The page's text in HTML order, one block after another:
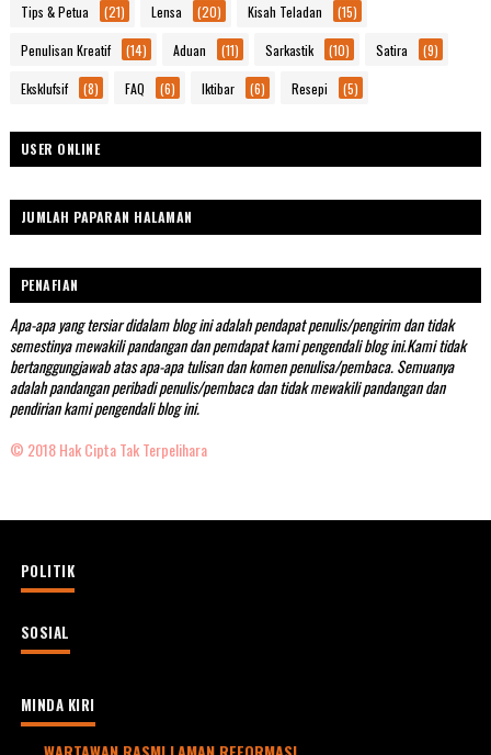
Tips & Petua (21) Lensa (20) Kisah Teladan (15)
Penulisan Kreatif (14) Aduan (11) Sarkastik (10) Satira (9)
Eksklufsif (8) FAQ (6) Iktibar (6) Resepi (5)
USER ONLINE
JUMLAH PAPARAN HALAMAN
PENAFIAN
Apa-apa yang tersiar didalam blog ini adalah pendapat penulis/pengirim dan tidak
semestinya mewakili pandangan dan pemdapat kami pengendali blog ini.Kami tidak
bertanggungjawab atas apa-apa tulisan dan komen penulisa/pembaca. Semuanya
adalah pandangan peribadi penulis/pembaca dan tidak mewakili pandangan dan
pendirian kami pengendali blog ini.
© 2018 Hak Cipta Tak Terpelihara
POLITIK
SOSIAL
MINDA KIRI